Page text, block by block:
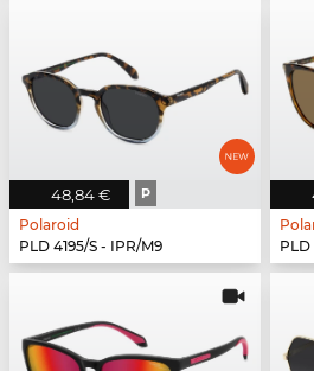
48,84 € P
Polaroid
PLD 4195/S - IPR/M9
PLD